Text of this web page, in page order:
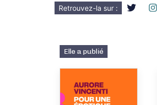
Retrouvez-la sur :
Elle a publié